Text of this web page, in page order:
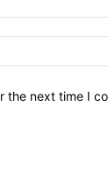
the next time I